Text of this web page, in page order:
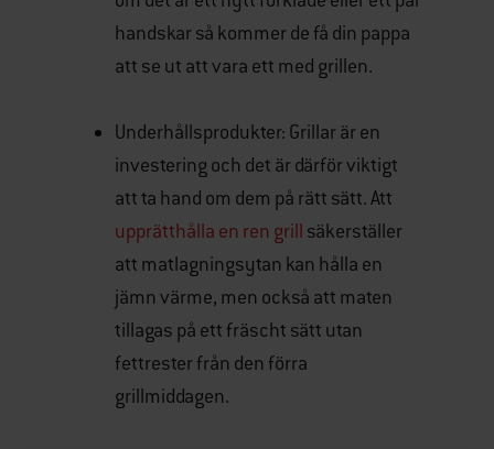
handskar så kommer de få din pappa
att se ut att vara ett med grillen.
Underhållsprodukter: Grillar är en
investering och det är därför viktigt
att ta hand om dem på rätt sätt. Att
upprätthålla en ren grill säkerställer
att matlagningsytan kan hålla en
jämn värme, men också att maten
tillagas på ett fräscht sätt utan
fettrester från den förra
grillmiddagen.